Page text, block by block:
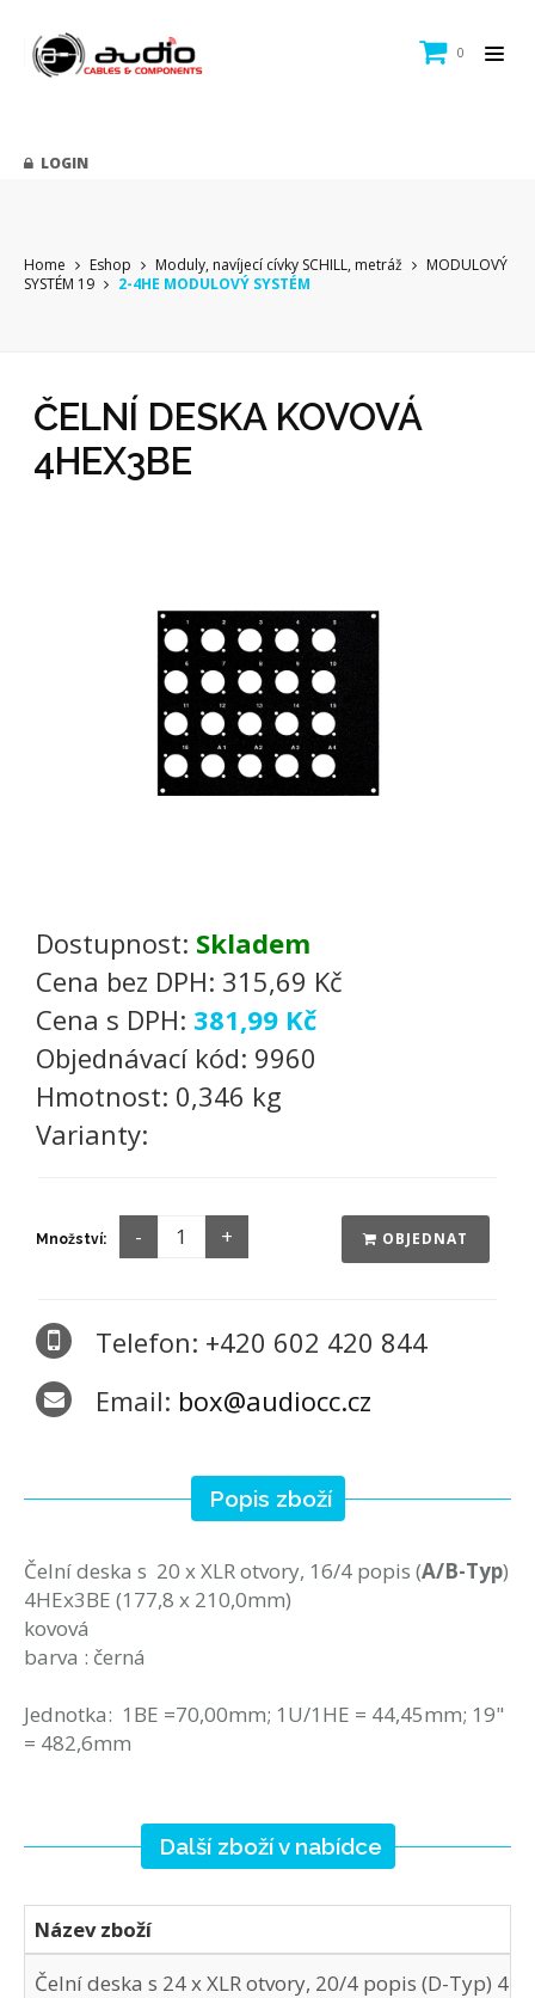
0
LOGIN
Home Eshop Moduly, navíjecí cívky SCHILL, metráž
MODULOVÝ
SYSTÉM 19
2-4HE MODULOVÝ SYSTÉM
ČELNÍ DESKA KOVOVÁ
4HEX3BE
Dostupnost: Skladem
Cena bez DPH: 315,69 Kč
Cena s DPH: 381,99 Kč
Objednávací kód: 9960
Hmotnost: 0,346 kg
Varianty:
Množství: OBJEDNAT
Telefon: +420 602 420 844
Email: box@audiocc.cz
Popis zboží
Čelní deska s 20 x XLR otvory, 16/4 popis (A/B-Typ)
4HEx3BE (177,8 x 210,0mm)
kovová
barva : černá
Jednotka: 1BE =70,00mm; 1U/1HE = 44,45mm; 19"
= 482,6mm
Další zboží v nabídce
Název zboží
Čelní deska s 24 x XLR otvory, 20/4 popis (D-Typ)